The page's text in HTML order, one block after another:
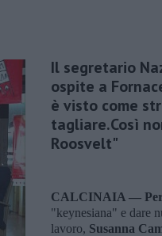
Il segretario
ospite a
è visto come
tagliare.Così
Roosvelt"
CALCINAIA —
"keynesiana" e dare
lavoro, Susanna